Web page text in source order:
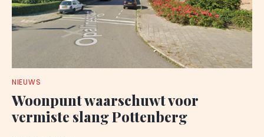
NIEUWS
Woonpunt waarschuwt voor
vermiste slang Pottenberg